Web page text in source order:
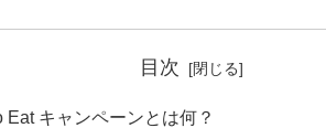
目次
Eat キャンペーンとは何？